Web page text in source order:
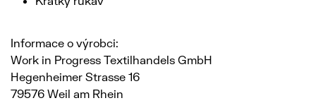
Informace o výrobci:
Work in Progress Textilhandels GmbH
Hegenheimer Strasse 16
79576 Weil am Rhein